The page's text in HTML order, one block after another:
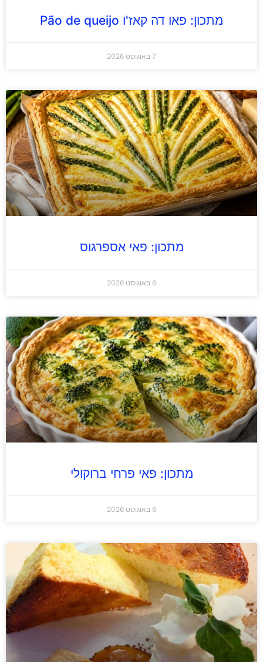
מתכון: פאו דה קאז'ו Pão de queijo
7 באוגוסט 2026
מתכון: פאי אספרגוס
6 באוגוסט 2026
מתכון: פאי פרחי ברוקולי
6 באוגוסט 2026